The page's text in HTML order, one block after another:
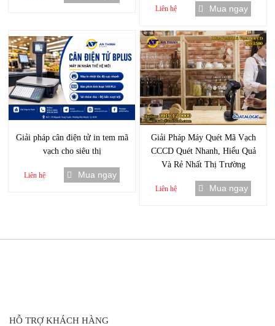
Liên hệ Mua ngay
Giải pháp cân điện tử in tem mã
vạch cho siêu thị
Liên hệ Mua ngay
Giải Pháp Máy Quét Mã Vạch
CCCD Quét Nhanh, Hiểu Quả
Và Rẻ Nhất Thị Trường
Liên hệ Mua ngay
HỖ TRỢ KHÁCH HÀNG